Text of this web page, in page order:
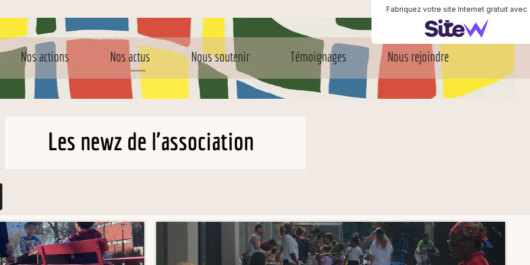
Fabriquez votre site Internet gratuit avec
Nos actions Nos actus Nous soutenir Témoignages Nous rejoindre
Les newz de l'association